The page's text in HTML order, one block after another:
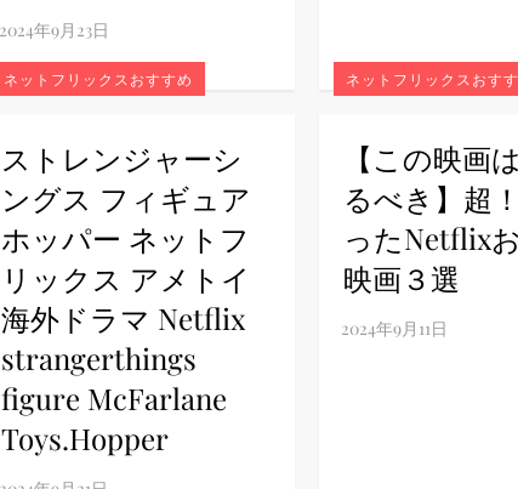
ネットフリックスおすすめ
ストレンジャーシ
ングス フィギュア
ホッパー ネットフ
リックス アメトイ
海外ドラマ Netflix
strangerthings
figure McFarlane
Toys.Hopper
ネットフリックスおす
【この映画
るべき】超
ったNetflix
映画３選